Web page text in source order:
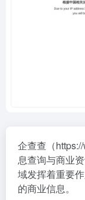
企查查（
息查询与商业
域发挥着重要
的商业信息。